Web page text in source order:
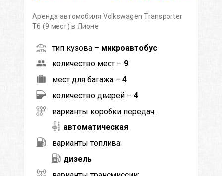
Аренда автомобиля Volkswagen Transporter
T6 (9 мест) в Лионе
тип кузова – микроавтобус
количество мест – 9
мест для багажа – 4
количество дверей – 4
варианты коробки передач:
автоматическая
варианты топлива:
дизель